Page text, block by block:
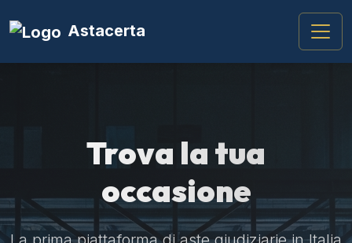
Astacerta
Trova la tua
occasione